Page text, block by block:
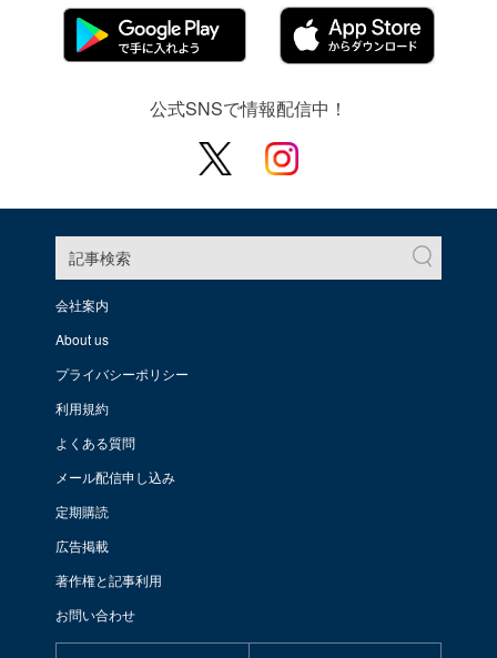
公式SNSで情報配信中！
記事検索
会社案内
About us
プライバシーポリシー
利用規約
よくある質問
メール配信申し込み
定期購読
広告掲載
著作権と記事利用
お問い合わせ